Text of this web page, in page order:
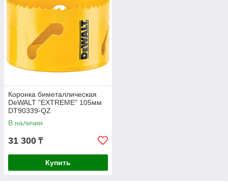
Коронка биметаллическая
DeWALT "EXTREME" 105мм
DT90339-QZ
В наличии
31 300 ₸
Купить